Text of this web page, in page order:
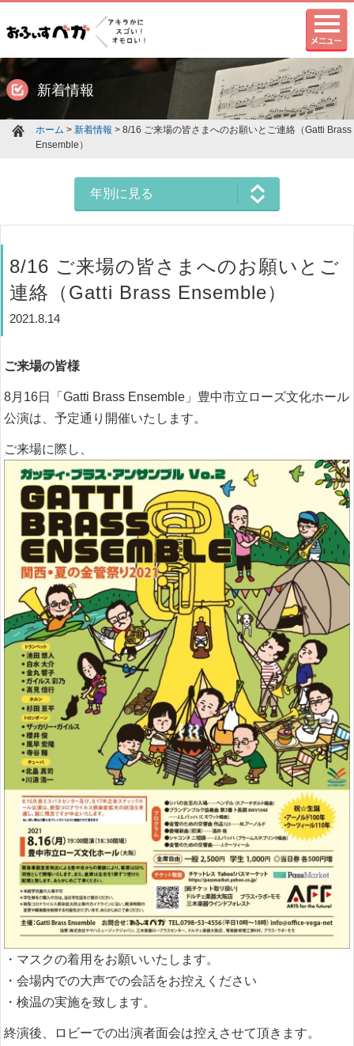
新着情報
ホーム > 新着情報 > 8/16 ご来場の皆さまへのお願いとご連絡（Gatti Brass
Ensemble）
年別に見る
8/16 ご来場の皆さまへのお願いとご
連絡（Gatti Brass Ensemble）
2021.8.14
ご来場の皆様
8月16日「Gatti Brass Ensemble」豊中市立ローズ文化ホール
公演は、予定通り開催いたします。
ご来場に際し、
・マスクの着用をお願いいたします。
・会場内での大声での会話をお控えください
・検温の実施を致します。
終演後、ロビーでの出演者面会は控えさせて頂きます。